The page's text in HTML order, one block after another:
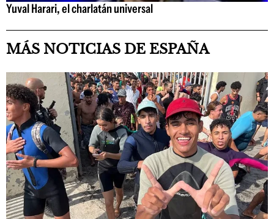
Yuval Harari, el charlatán universal
MÁS NOTICIAS DE ESPAÑA